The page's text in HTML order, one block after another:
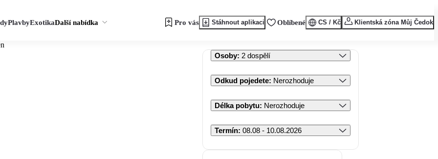
PlavbyExotikaDalší nabídka Pro vás Stáhnout aplikaci Oblíbené CS / Kč Klientská zóna Můj Čedok
Osoby: 2 dospělí
Odkud pojedete: Nerozhoduje
Délka pobytu: Nerozhoduje
Termín: 08.08 - 10.08.2026